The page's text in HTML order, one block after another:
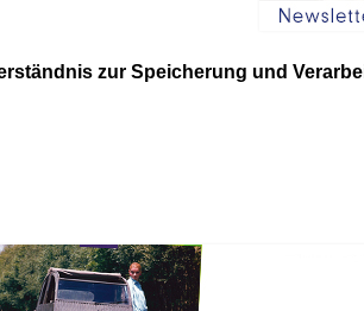
zur Speicherung und